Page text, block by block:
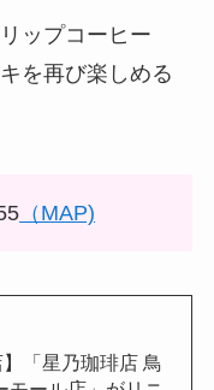
ップコーヒー
を再び楽しめる
（MAP)
】「星乃珈琲店 鳥